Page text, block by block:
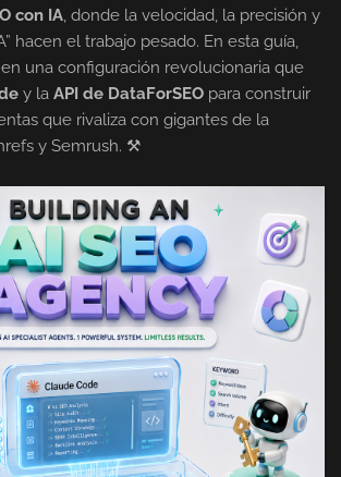
con IA, donde la velocidad, la precisión y
hacen el trabajo pesado. En esta guía,
una configuración revolucionaria que
y la API de DataForSEO para construir
que rivaliza con gigantes de la
y Semrush. ⚒